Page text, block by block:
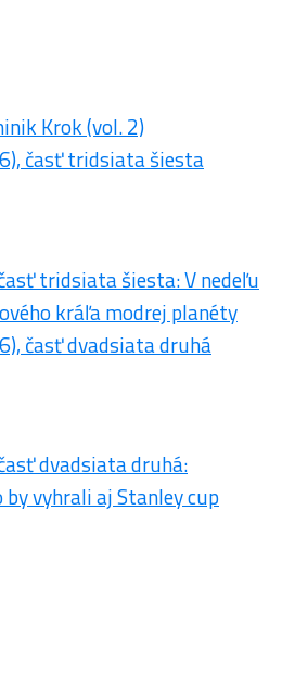
Krok (vol. 2)
tridsiata šiesta: V nedeľu
kráľa modrej planéty
dvadsiata druhá:
vyhrali aj Stanley cup